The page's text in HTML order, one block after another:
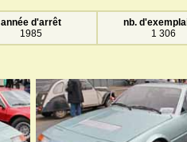
année d'arrêt
1985
nb.
1 306